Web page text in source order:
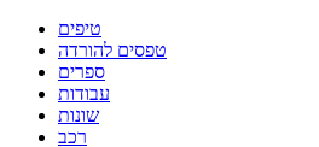
טיפים
טפסים להורדה
ספרים
עבודות
שונות
רכב